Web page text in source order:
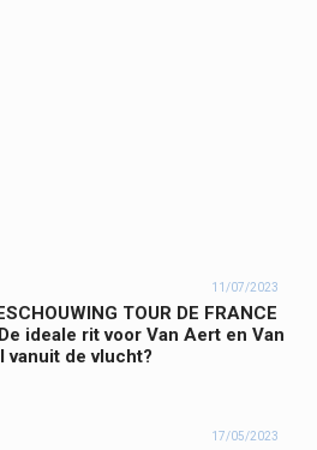
11/07/2023
TOUR DE FRANCE
ideale rit voor Van Aert en Van
vanuit de vlucht?
17/05/2023